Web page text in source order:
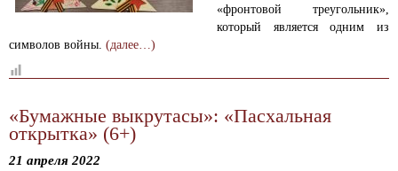
«фронтовой треугольник»,
который является одним из
символов войны. (далее…)
«Бумажные выкрутасы»: «Пасхальная
открытка» (6+)
21 апреля 2022